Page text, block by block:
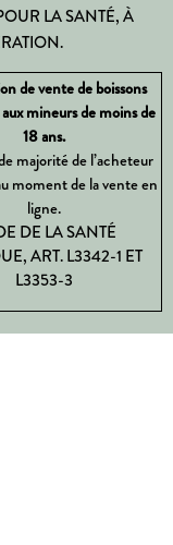
LA SANTÉ, À
de vente de boissons
mineurs de moins de
18 ans.
majorité de l’acheteur
moment de la vente en
ligne.
DE LA SANTÉ
ART. L3342-1 ET
L3353-3